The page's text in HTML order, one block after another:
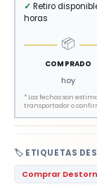
🏷️ ETIQUETAS
Comprar
✓ Retiro
horas
📦
COMPRADO
hoy
* Las fechas son
transportador o